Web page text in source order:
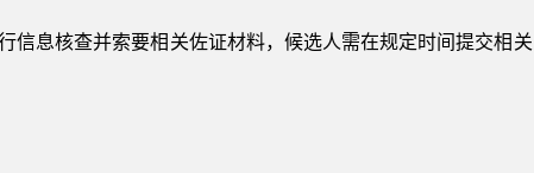
信息核查并索要相关佐证材料，候选人需在规定时间提交相关